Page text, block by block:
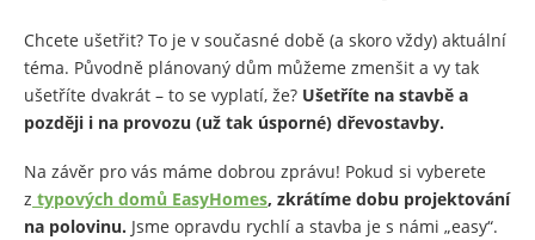
Chcete ušetřit? To je v současné době (a skoro vždy) aktuální
téma. Původně plánovaný dům můžeme zmenšit a vy tak
ušetříte dvakrát – to se vyplatí, že? Ušetříte na stavbě a
později i na provozu (už tak úsporné) dřevostavby.
Na závěr pro vás máme dobrou zprávu! Pokud si vyberete
z typových domů EasyHomes, zkrátíme dobu projektování
na polovinu. Jsme opravdu rychlí a stavba je s námi „easy“.